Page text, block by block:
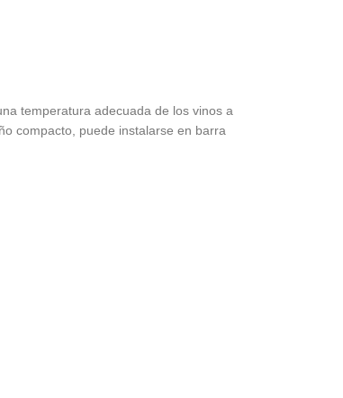
temperatura adecuada de los vinos a
compacto, puede instalarse en barra